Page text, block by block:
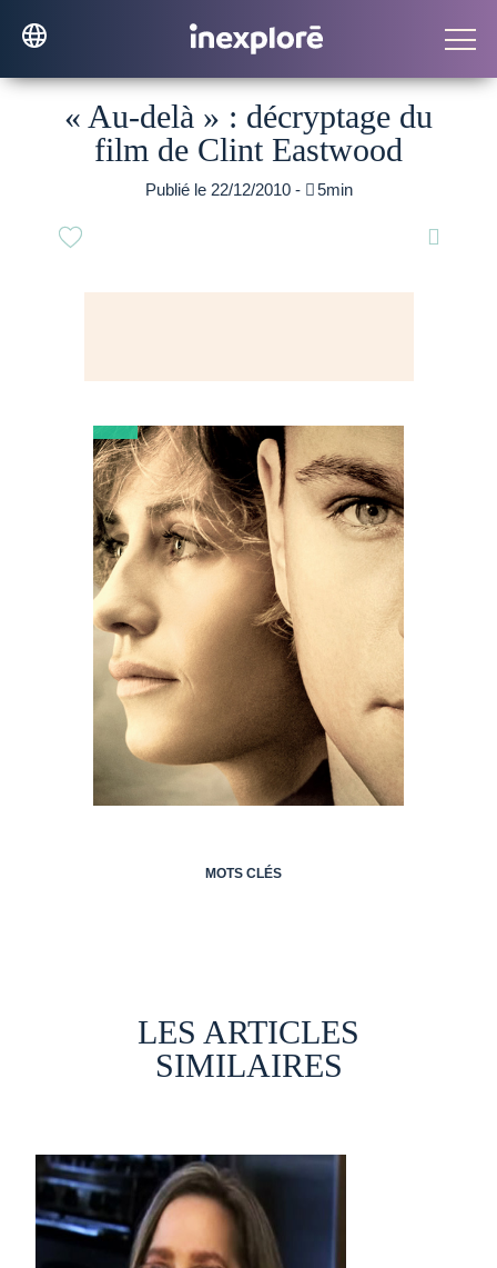
« Au-delà » : décryptage du
film de Clint Eastwood
Publié le 22/12/2010 - 5min

MOTS CLÉS
LES ARTICLES
SIMILAIRES